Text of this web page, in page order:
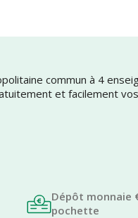
commun à 4
et facilement
Dépôt monnaie
pochette